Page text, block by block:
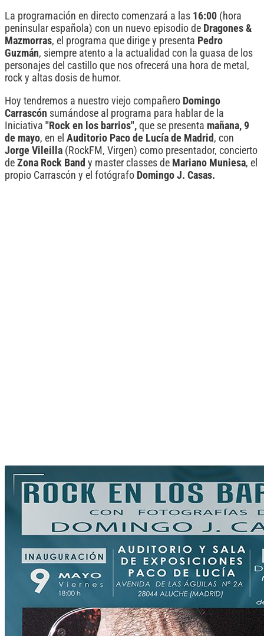
La programación en directo comenzará a las 16:00 (hora
peninsular española) con un nuevo episodio de Dragones &
Mazmorras, el programa que dirige y presenta Pedro
Guzmán, siempre atento a la actualidad con la guasa de los
personajes del castillo que nos ofrecerá una hora de metal,
rock y altas dosis de humor.
Hoy tendremos a nuestro viejo compañero Domingo
Carrascón sumándose al programa para hablar de la
Iniciativa "Rock en los barrios", que se presenta mañana, 9
de mayo, en el Auditorio Paco de Lucía de Madrid , con
Jorge Vileilla (RockFM, Virgen) como presentador, concierto
de Zona Rock Band y master classes de Mariano Muniesa, el
propio Carrascón y el fotógrafo Domingo J. Casas.